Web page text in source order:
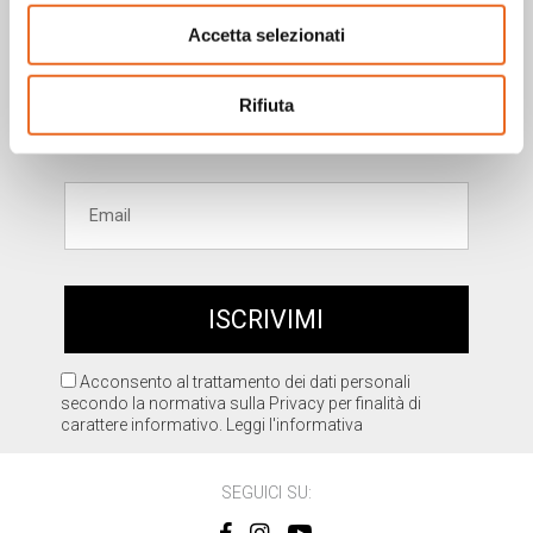
Accetta selezionati
Rifiuta
newsletter!
Acconsento al trattamento dei dati personali
secondo la normativa sulla Privacy per finalità di
carattere informativo.
Leggi l'informativa
SEGUICI SU: